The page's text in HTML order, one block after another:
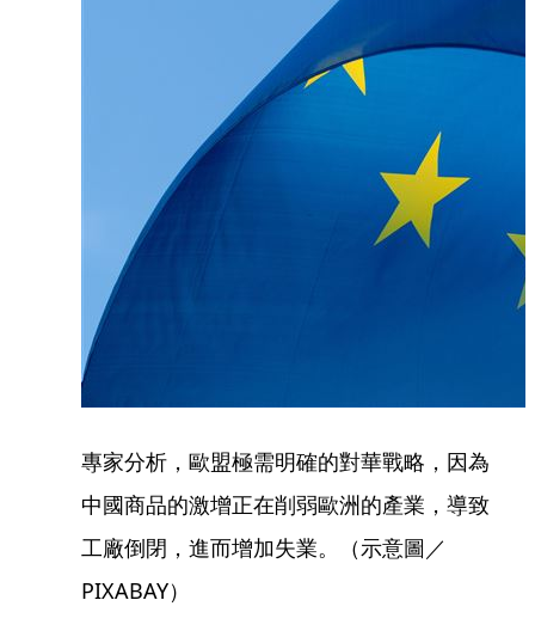
專家分析，歐盟極需明確的對華戰略，因為
中國商品的激增正在削弱歐洲的產業，導致
工廠倒閉，進而增加失業。（示意圖／
PIXABAY）